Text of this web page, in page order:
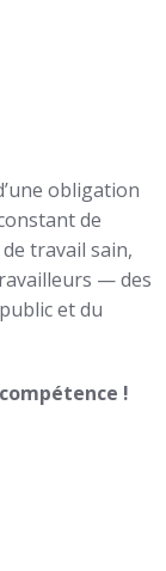
obligation
de
travail sain,
— des
et du
!